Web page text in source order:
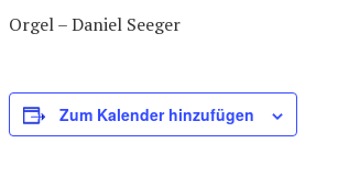
Orgel – Daniel Seeger
Zum Kalender hinzufügen